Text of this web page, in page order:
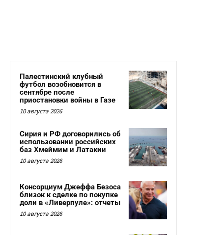
Палестинский клубный
футбол возобновится в
сентябре после
приостановки войны в Газе
10 августа 2026
Сирия и РФ договорились об
использовании российских
баз Хмеймим и Латакии
10 августа 2026
Консорциум Джеффа Безоса
близок к сделке по покупке
доли в «Ливерпуле»: отчеты
10 августа 2026